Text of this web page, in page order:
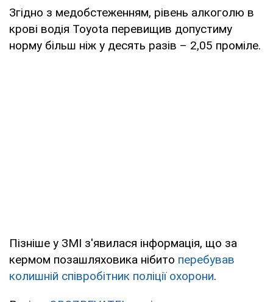
Згідно з медобстеженням, рівень алкоголю в
крові водія Toyota перевищив допустиму
норму більш ніж у десять разів – 2,05 проміле.
Пізніше у ЗМІ з'явилася інформація, що за
кермом позашляховика нібито перебував
колишній співробітник поліції охорони.